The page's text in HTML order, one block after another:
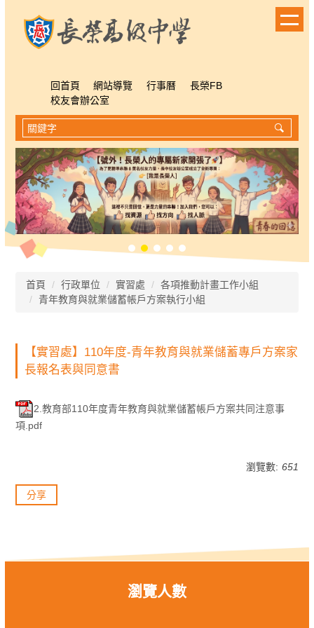
回首頁 網站導覽 行事曆
長榮FB
校友會辦公室
首頁 行政單位 實習處
各項推動計畫工作小組
青年教育與就業儲蓄帳戶方案執行小組
【實習處】110年度-青年教育與就業儲蓄專戶方案家
長報名表與同意書
2.教育部110年度青年教育與就業儲蓄帳戶方案共同注意事
項.pdf
瀏覽數: 651
分享
瀏覽人數